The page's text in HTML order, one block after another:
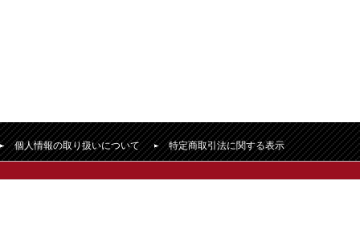
個人情報の取り扱いについて 特定商取引法に関する表示